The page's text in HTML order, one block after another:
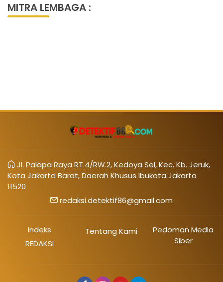
MITRA LEMBAGA :
Jl. Palapa Raya RT.4/RW.2, Kedoya Sel, Kec. Kb. Jeruk,
Kota Jakarta Barat, Daerah Khusus Ibukota Jakarta
11520
redaksi.detektif86@gmail.com
Indeks
REDAKSI
Tentang Kami
Pedoman Media
Siber